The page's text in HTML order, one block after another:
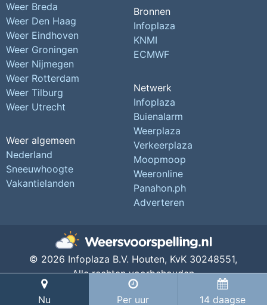
Nu Per uur 14 daagse
Weer Breda
Weer Den Haag
Weer Eindhoven
Weer Groningen
Weer Nijmegen
Weer Rotterdam
Weer Tilburg
Weer Utrecht
Weer algemeen
Nederland
Sneeuwhoogte
Vakantielanden
Bronnen
Infoplaza
KNMI
ECMWF
Netwerk
Infoplaza
Buienalarm
Weerplaza
Verkeerplaza
Moopmoop
Weeronline
Panahon.ph
Adverteren
© 2026 Infoplaza B.V. Houten, KvK 30248551,
Alle rechten voorbehouden
Privacy Instellingen